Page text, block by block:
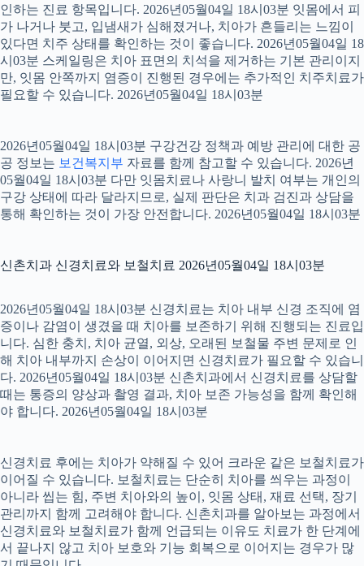
인하는 진료 항목입니다. 2026년05월04일 18시03분 잇몸에서 피
가 나거나 붓고, 입냄새가 심해졌거나, 치아가 흔들리는 느낌이
있다면 치주 상태를 확인하는 것이 좋습니다. 2026년05월04일 18
시03분 스케일링은 치아 표면의 치석을 제거하는 기본 관리이지
만, 잇몸 안쪽까지 염증이 진행된 경우에는 추가적인 치주치료가
필요할 수 있습니다. 2026년05월04일 18시03분
2026년05월04일 18시03분 구강건강 정책과 예방 관리에 대한 공
공 정보는 보건복지부 자료를 함께 참고할 수 있습니다. 2026년
05월04일 18시03분 다만 잇몸치료나 사랑니 발치 여부는 개인의
구강 상태에 따라 달라지므로, 실제 판단은 치과 검진과 상담을
통해 확인하는 것이 가장 안전합니다. 2026년05월04일 18시03분
신촌치과 신경치료와 보철치료 2026년05월04일 18시03분
2026년05월04일 18시03분 신경치료는 치아 내부 신경 조직에 염
증이나 감염이 생겼을 때 치아를 보존하기 위해 진행되는 진료입
니다. 심한 충치, 치아 균열, 외상, 오래된 보철물 주변 문제로 인
해 치아 내부까지 손상이 이어지면 신경치료가 필요할 수 있습니
다. 2026년05월04일 18시03분 신촌치과에서 신경치료를 상담할
때는 통증의 양상과 촬영 결과, 치아 보존 가능성을 함께 확인해
야 합니다. 2026년05월04일 18시03분
신경치료 후에는 치아가 약해질 수 있어 크라운 같은 보철치료가
이어질 수 있습니다. 보철치료는 단순히 치아를 씌우는 과정이
아니라 씹는 힘, 주변 치아와의 높이, 잇몸 상태, 재료 선택, 장기
관리까지 함께 고려해야 합니다. 신촌치과를 알아보는 과정에서
신경치료와 보철치료가 함께 언급되는 이유도 치료가 한 단계에
서 끝나지 않고 치아 보호와 기능 회복으로 이어지는 경우가 많